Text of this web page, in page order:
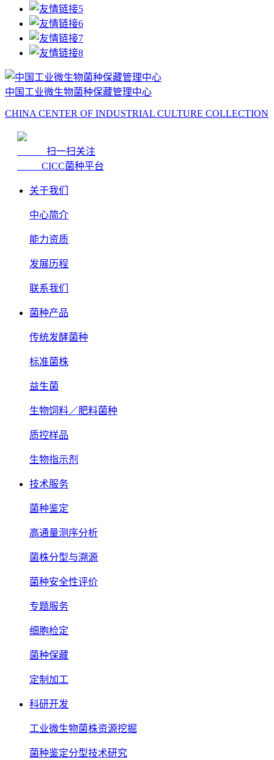
中国工业微生物菌种保藏管理中心
CHINA CENTER OF INDUSTRIAL CULTURE COLLECTION
扫一扫关注
CICC菌种平台
关于我们
中心简介
能力资质
发展历程
联系我们
菌种产品
传统发酵菌种
标准菌株
益生菌
生物饲料／肥料菌种
质控样品
生物指示剂
技术服务
菌种鉴定
高通量测序分析
菌株分型与溯源
菌种安全性评价
专题服务
细胞检定
菌种保藏
定制加工
科研开发
工业微生物菌株资源挖掘
菌种鉴定分型技术研究